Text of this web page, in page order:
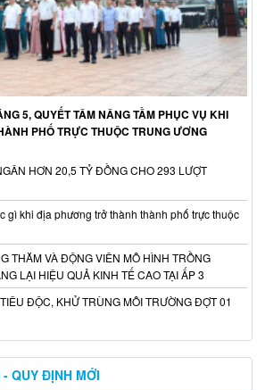
5, QUYẾT TÂM NÂNG TẦM PHỤC VỤ KHI
PHỐ TRỰC THUỘC TRUNG ƯƠNG
HƠN 20,5 TỶ ĐỒNG CHO 293 LƯỢT
gì khi địa phương trở thành thành phố trực thuộc
THĂM VÀ ĐỘNG VIÊN MÔ HÌNH TRỒNG
LẠI HIỆU QUẢ KINH TẾ CAO TẠI ẤP 3
ĐỘC, KHỬ TRÙNG MÔI TRƯỜNG ĐỢT 01
QUY ĐỊNH MỚI